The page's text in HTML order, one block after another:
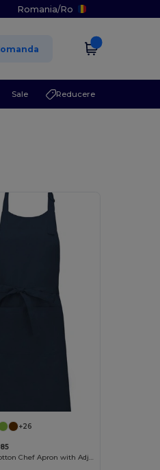
Romania/Ro
Sale Reducere
+26
Premium Cotton Chef Apron with Adjustable Neck